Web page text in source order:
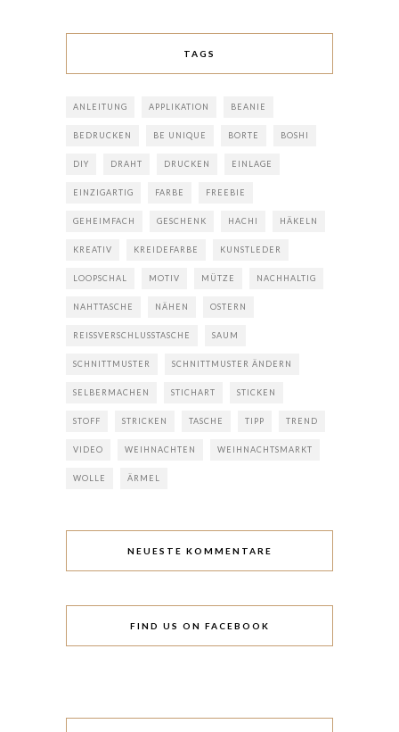
TAGS
ANLEITUNG APPLIKATION BEANIE
BEDRUCKEN BE UNIQUE BORTE BOSHI
DIY DRAHT DRUCKEN EINLAGE
EINZIGARTIG FARBE FREEBIE
GEHEIMFACH GESCHENK HACHI HÄKELN
KREATIV KREIDEFARBE KUNSTLEDER
LOOPSCHAL MOTIV MÜTZE NACHHALTIG
NAHTTASCHE NÄHEN OSTERN
REISSVERSCHLUSSTASCHE SAUM
SCHNITTMUSTER SCHNITTMUSTER ÄNDERN
SELBERMACHEN STICHART STICKEN
STOFF STRICKEN TASCHE TIPP TREND
VIDEO WEIHNACHTEN WEIHNACHTSMARKT
WOLLE ÄRMEL
NEUESTE KOMMENTARE
FIND US ON FACEBOOK